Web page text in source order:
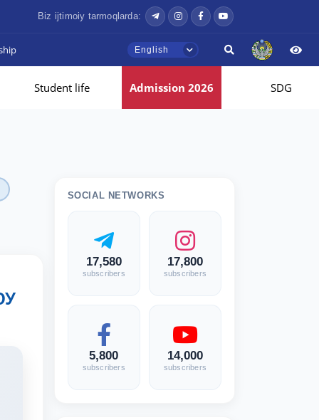
Biz ijtimoiy tarmoqlarda:
English
Student life Admission 2026 SDG
SOCIAL NETWORKS
17,580
subscribers
17,800
subscribers
5,800
subscribers
14,000
subscribers